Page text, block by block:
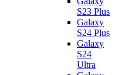
S23 Plus
Galaxy
S24 Plus
Galaxy
S24
Ultra